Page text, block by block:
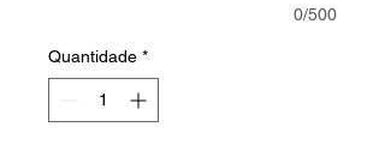
0/500
Quantidade *